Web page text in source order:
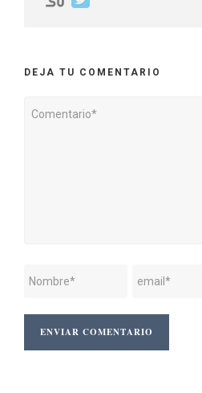
DEJA TU COMENTARIO